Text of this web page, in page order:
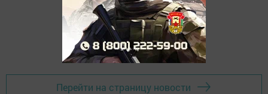
Перейти на страницу новости